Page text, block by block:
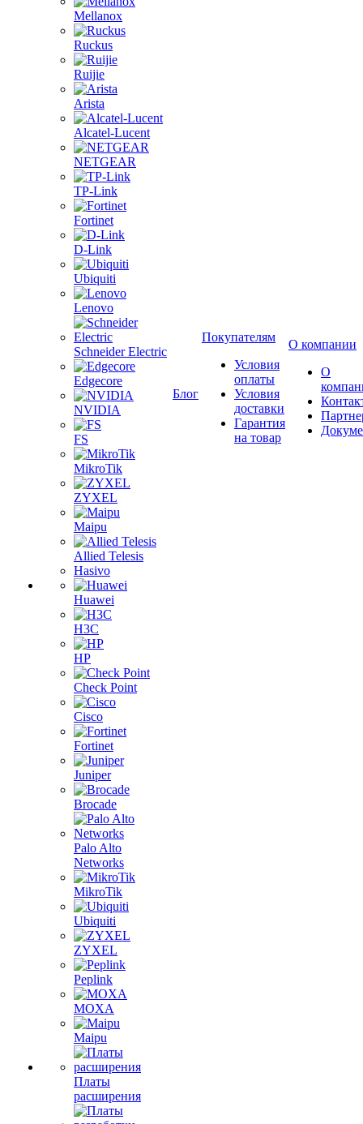
Mellanox
Ruckus
Ruijie
Arista
Alcatel-Lucent
NETGEAR
TP-Link
Fortinet
D-Link
Ubiquiti
Lenovo
Schneider Electric
Edgecore
NVIDIA
FS
MikroTik
ZYXEL
Maipu
Allied Telesis
Hasivo
Huawei
H3C
HP
Check Point
Cisco
Fortinet
Juniper
Brocade
Palo Alto
Networks
MikroTik
Ubiquiti
ZYXEL
Peplink
MOXA
Maipu
Платы
расширения
Блог
Покупателям
Условия
оплаты
Условия
доставки
Гарантия
на товар
О компании
О